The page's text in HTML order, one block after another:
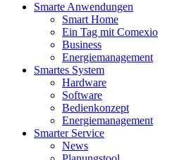
Smarte Anwendungen
Smart Home
Ein Tag mit Comexio
Business
Energiemanagement
Smartes System
Hardware
Software
Bedienkonzept
Energiemanagement
Smarter Service
News